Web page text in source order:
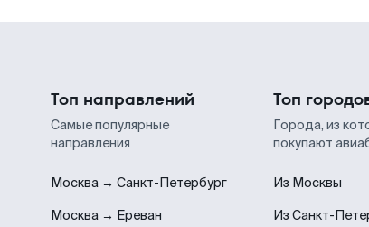
Топ направлений
Самые популярные
направления
Москва → Санкт-Петербург
Москва → Ереван
Топ
Города, из
покупают
Из Москвы
Из Санкт-